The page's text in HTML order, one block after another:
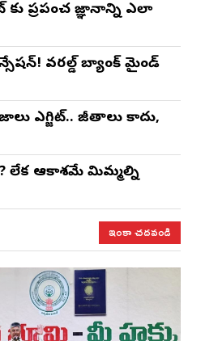
ప్రపంచ జ్ఞానాన్ని ఎలా
వరల్డ్ బ్యాంక్ మైండ్
ఎగ్జిట్.. జీతాలు కాదు,
లేక ఆకాశమే మిమ్మల్ని
ఇంకా చదవండి